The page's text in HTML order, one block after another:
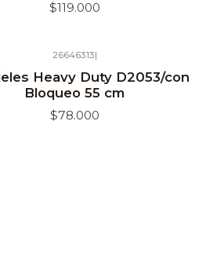
$119.000
26646313|
Heavy Duty D2053/con
Bloqueo 55 cm
$78.000